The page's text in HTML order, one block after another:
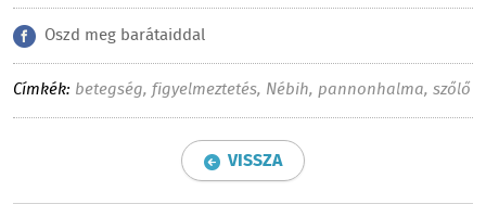
Oszd meg barátaiddal
Címkék: betegség,figyelmeztetés, Nébih, pannonhalma, szőlő
VISSZA